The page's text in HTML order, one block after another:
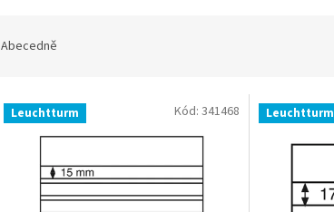
Abecedně
Leuchtturm Kód: 341468 Leuchtturm